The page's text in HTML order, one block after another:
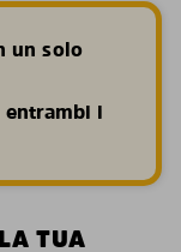
un solo
i
TUA